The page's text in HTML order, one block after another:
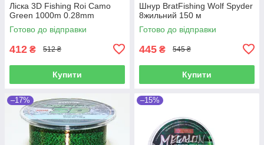
Ліска 3D Fishing Roi Camo
Green 1000m 0.28mm
Готово до відправки
412 ₴ 512 ₴
Купити
Шнур BratFishing Wolf Spyder
8жильний 150 м
Готово до відправки
445 ₴ 545 ₴
Купити
–17% –15%